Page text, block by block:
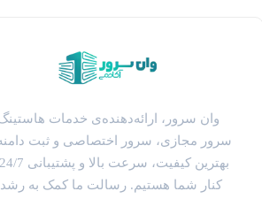
وان سرور، ارائه‌دهنده‌ی خدمات
سرور مجازی، سرور اختصاصی و ثبت
کنار شما هستیم. رسالت ما کمک به